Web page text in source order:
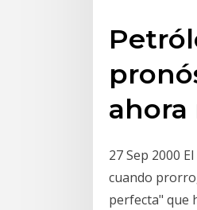
ahora
27 Sep 2000
cuando
perfecta" que